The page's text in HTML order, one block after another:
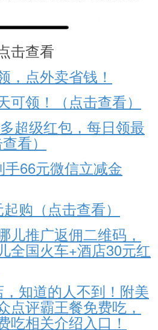
击查看
，点外卖省钱！
可领！（点击查看）
超级红包，每日领最
看）
66元微信立减金
购（点击查看）
儿推广返佣二维码，
全国火车+酒店30元红
知道的人不到！附美
点评霸王餐免费吃，
吃相关介绍入口！